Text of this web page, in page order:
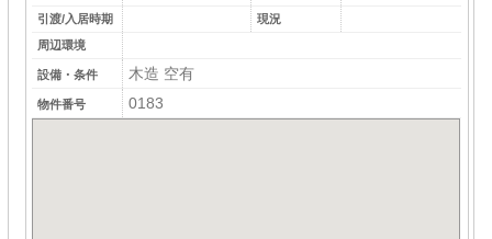
引渡/入居時期
現況
周辺環境
設備・条件 木造 空有
物件番号 0183